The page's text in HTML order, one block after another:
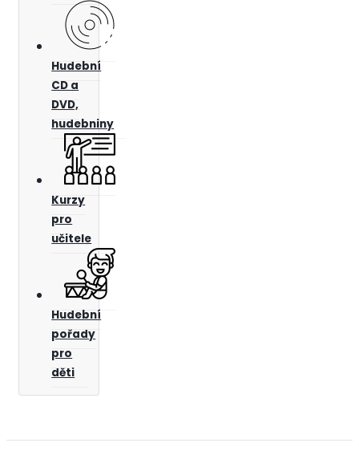
Hudební
CD a
DVD,
hudebniny
Kurzy
pro
učitele
Hudební
pořady
pro
děti